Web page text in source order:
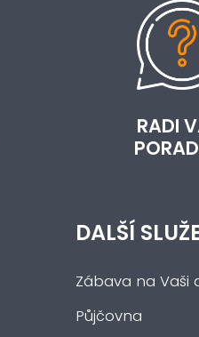
RADI
DALŠÍ
Zábava na Vaši
Půjčovna